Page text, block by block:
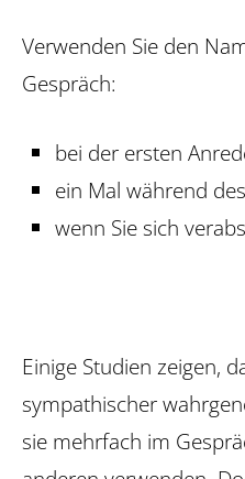
Verwenden Sie den
Gespräch:
bei der ersten
ein Mal während
wenn Sie sich
Einige Studien zeigen,
sympathischer
sie mehrfach im